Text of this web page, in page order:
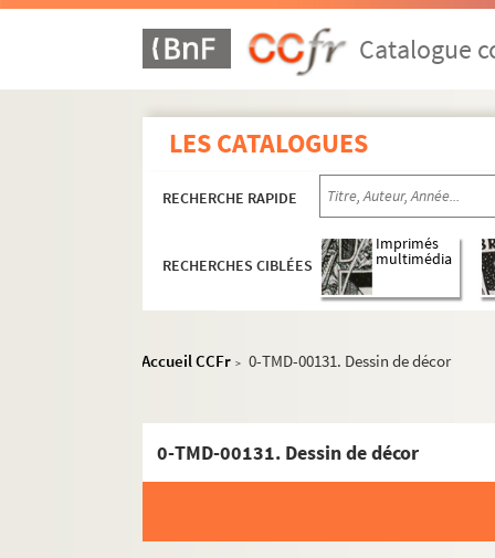
Catalogue
LES CATALOGUES
RECHERCHE RAPIDE
RECHERCHES CIBLÉES
Imprimés
multimédia
Accueil CCFr > 0-TMD-00131. Dessin de décor
0-TMD-00131. Dessin de décor
Voulez-vous jouer avec moâ ? (1970
Pantoufle (1970 ; Cochet)
Pourquoi m'avez-vous posée sur le
Du côté de chez l'autre (1971 ;
Mais n'te promène donc pas toute
La soupière (1971 ; Lamoureux)
Galapagos (1971 ; Blier)
La résistible ascension d'Arturo Ui
La fleur à la bouche (1972 ; Coggio)
Les frères Karamazov (1972 ; Vitaly)
La fille bien gardée (1972 ; Cochet)
En avant... toute ! (1972 ; Roux)